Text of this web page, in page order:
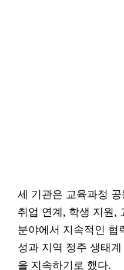
세 기관은 교육과정
취업 연계, 학생 지원,
분야에서 지속적인 협
성과 지역 정주 생태
을 지속하기로 했다.